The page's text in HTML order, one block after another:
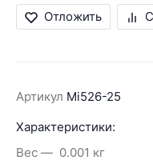
Отложить
Артикул Mi526-25
Характеристики:
Вес
0.001 кг